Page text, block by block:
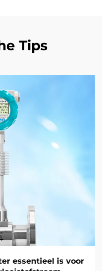
Tips
essentieel is voor